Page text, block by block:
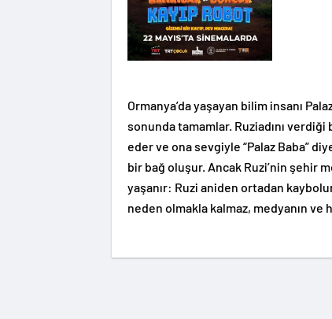
Ormanya’da yaşayan bilim insanı
sonunda tamamlar. Ruziadını
eder ve ona sevgiyle “Palaz Baba”
bir bağ oluşur. Ancak Ruzi’nin şehir
yaşanır: Ruzi aniden ortadan
neden olmakla kalmaz, medyanın